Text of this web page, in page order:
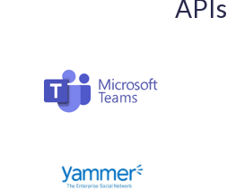
APIs